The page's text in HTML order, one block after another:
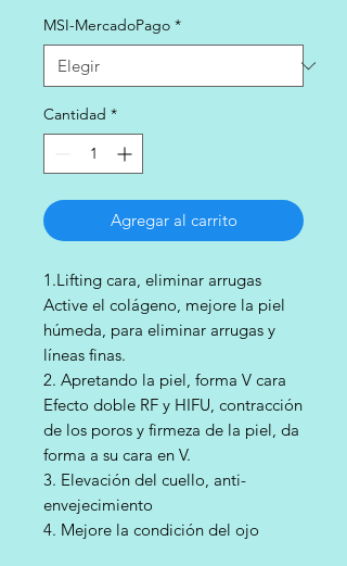
MSI-MercadoPago *
Cantidad *
Agregar al carrito
1.Lifting cara, eliminar arrugas
Active el colágeno, mejore la piel
húmeda, para eliminar arrugas y
líneas finas.
2. Apretando la piel, forma V cara
Efecto doble RF y HIFU, contracción
de los poros y firmeza de la piel, da
forma a su cara en V.
3. Elevación del cuello, anti-
envejecimiento
4. Mejore la condición del ojo